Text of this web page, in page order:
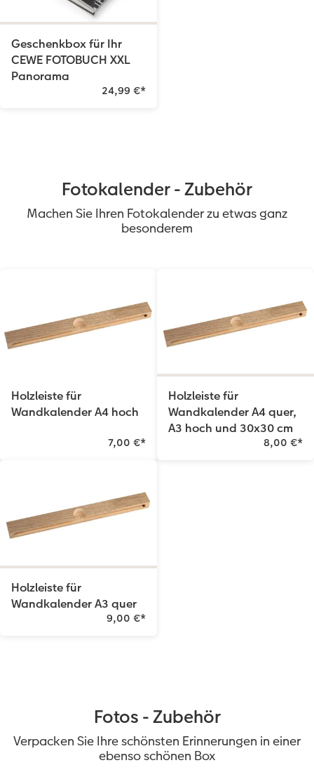
Geschenkbox für Ihr
CEWE FOTOBUCH XXL
Panorama
24,99 €*
Fotokalender - Zubehör
Machen Sie Ihren Fotokalender zu etwas ganz
besonderem
Holzleiste für
Wandkalender A4 hoch
7,00 €*
Holzleiste für
Wandkalender A4 quer,
A3 hoch und 30x30 cm
8,00 €*
Holzleiste für
Wandkalender A3 quer
9,00 €*
Fotos - Zubehör
Verpacken Sie Ihre schönsten Erinnerungen in einer
ebenso schönen Box